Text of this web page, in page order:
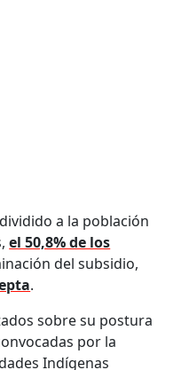
a la población
el 50,8% de los
del subsidio,
.
sobre su postura
por la
Indígenas